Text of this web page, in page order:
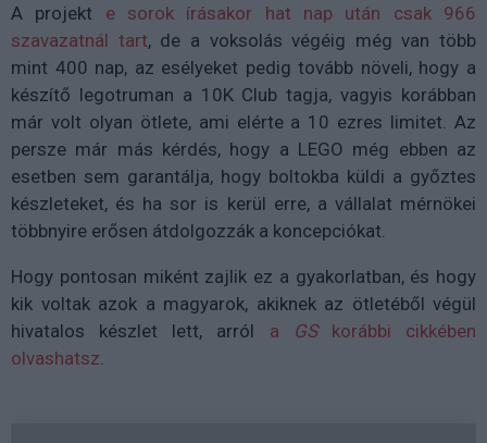
A projekt e sorok írásakor hat nap után csak 966
szavazatnál tart, de a voksolás végéig még van több
mint 400 nap, az esélyeket pedig tovább növeli, hogy a
készítő legotruman a 10K Club tagja, vagyis korábban
már volt olyan ötlete, ami elérte a 10 ezres limitet. Az
persze már más kérdés, hogy a LEGO még ebben az
esetben sem garantálja, hogy boltokba küldi a győztes
készleteket, és ha sor is kerül erre, a vállalat mérnökei
többnyire erősen átdolgozzák a koncepciókat.
Hogy pontosan miként zajlik ez a gyakorlatban, és hogy
kik voltak azok a magyarok, akiknek az ötletéből végül
hivatalos készlet lett, arról a GSkorábbi cikkében
olvashatsz